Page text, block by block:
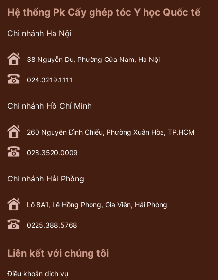
Hệ thống Pk Cấy ghép tóc Y học Quốc tế
Chi nhánh Hà Nội
38 Nguyễn Du, Phường Cửa Nam, Hà Nội
024.3219.1111
Chi nhánh Hồ Chí Minh
260 Nguyễn Đình Chiểu, Phường Xuân Hòa, TP.HCM
028.3520.0009
Chi nhánh Hải Phòng
Lô 8A1, Lê Hồng Phong, Gia Viên, Hải Phòng
0225.388.5768
Liên kết với chúng tôi
Điều khoản dịch vụ